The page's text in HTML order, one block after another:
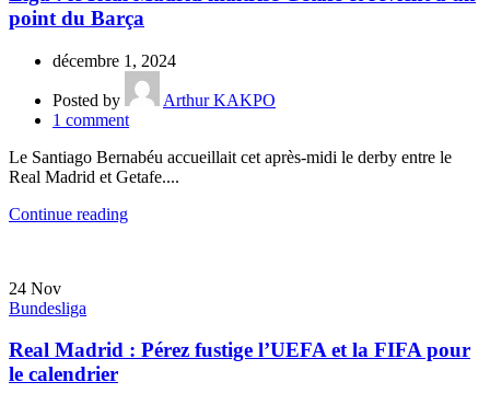
point du Barça
décembre 1, 2024
Posted by
Arthur KAKPO
1 comment
Le Santiago Bernabéu accueillait cet après-midi le derby entre le
Real Madrid et Getafe....
Continue reading
24 Nov
Bundesliga
Real Madrid : Pérez fustige l’UEFA et la FIFA pour
le calendrier